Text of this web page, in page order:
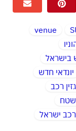
venue
בישראל
יונדאי חדש
רכב
שטח
רכב ישראל